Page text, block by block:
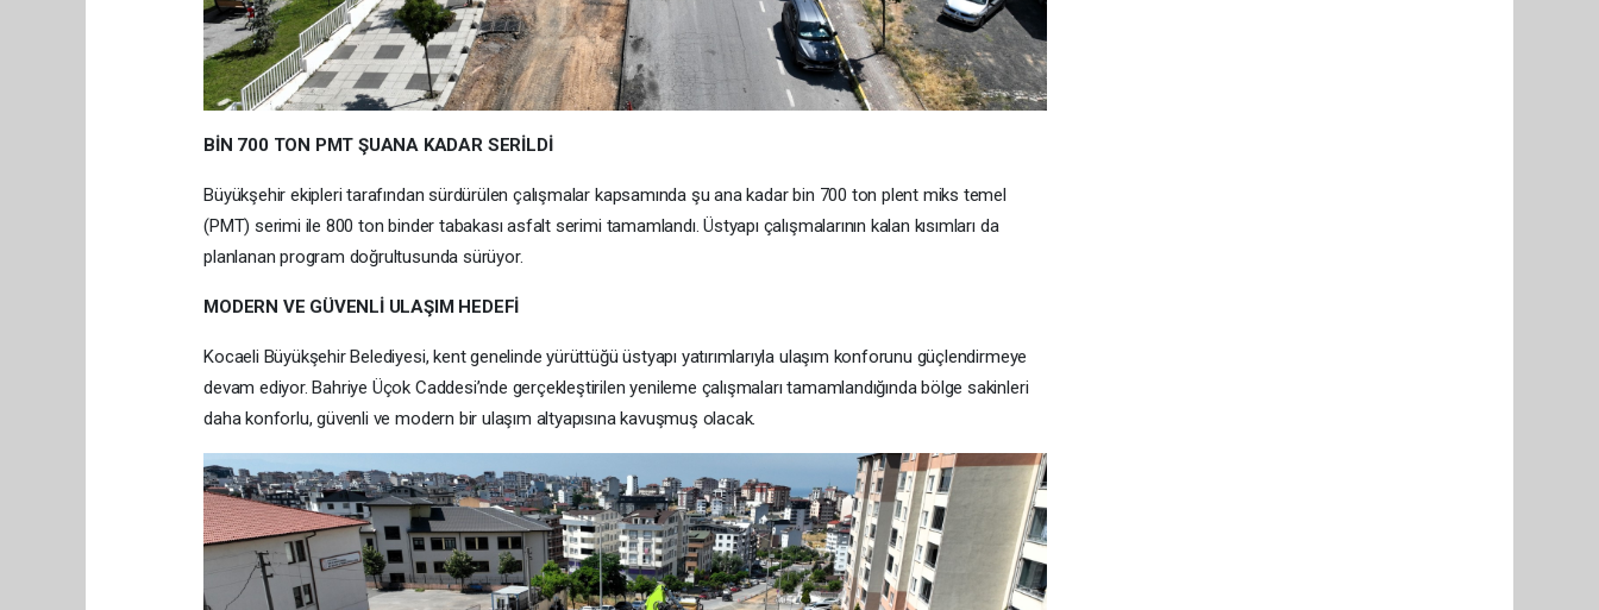
BİN 700 TON PMT ŞUANA KADAR SERİLDİ
Büyükşehir ekipleri tarafından sürdürülen çalışmalar kapsamında şu ana kadar bin 700 ton plent miks temel
(PMT) serimi ile 800 ton binder tabakası asfalt serimi tamamlandı. Üstyapı çalışmalarının kalan kısımları da
planlanan program doğrultusunda sürüyor.
MODERN VE GÜVENLİ ULAŞIM HEDEFİ
Kocaeli Büyükşehir Belediyesi, kent genelinde yürüttüğü üstyapı yatırımlarıyla ulaşım konforunu güçlendirmeye
devam ediyor. Bahriye Üçok Caddesi’nde gerçekleştirilen yenileme çalışmaları tamamlandığında bölge sakinleri
daha konforlu, güvenli ve modern bir ulaşım altyapısına kavuşmuş olacak.